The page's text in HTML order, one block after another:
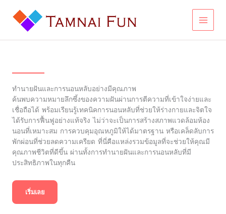
content
ทำนายฝันและการนอนหลับอย่างมีคุณภาพ
ค้นพบความหมายลึกซึ้งของความฝันผ่านการตีความที่เข้าใจง่ายและ
เชื่อถือได้ พร้อมเรียนรู้เทคนิคการนอนหลับที่ช่วยให้ร่างกายและจิตใจ
ได้รับการฟื้นฟูอย่างแท้จริง ไม่ว่าจะเป็นการสร้างสภาพแวดล้อมห้อง
นอนที่เหมาะสม การควบคุมอุณหภูมิให้ได้มาตรฐาน หรือเคล็ดลับการ
พักผ่อนที่ช่วยลดความเครียด ที่นี่คือแหล่งรวมข้อมูลที่จะช่วยให้คุณมี
คุณภาพชีวิตที่ดีขึ้น ผ่านทั้งการทำนายฝันและการนอนหลับที่มี
ประสิทธิภาพในทุกคืน
เริ่มเลย